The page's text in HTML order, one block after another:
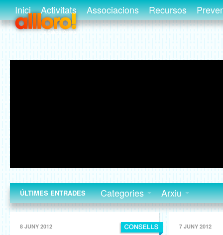
Inici Activitats Associacions Recursos
ÚLTIMES ENTRADES Categories Arxiu
8 JUNY 2012 7 JUNY 2012